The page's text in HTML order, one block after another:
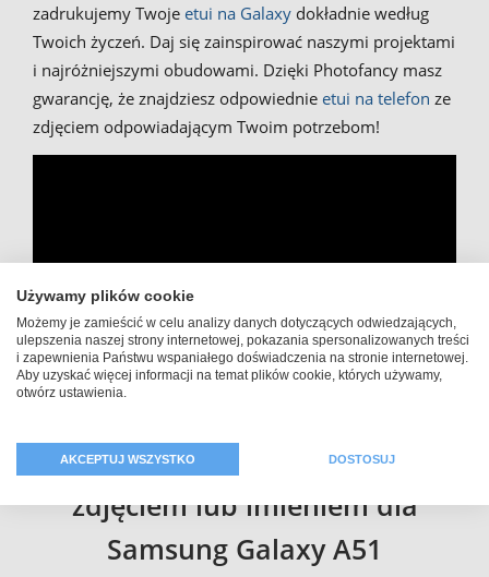
zadrukujemy Twoje etui na Galaxy dokładnie według
Twoich życzeń. Daj się zainspirować naszymi projektami
i najróżniejszymi obudowami. Dzięki Photofancy masz
gwarancję, że znajdziesz odpowiednie etui na telefon ze
zdjęciem odpowiadającym Twoim potrzebom!
Nasze obudowy ochronne ze
zdjęciem lub imieniem dla
Samsung Galaxy A51
Używamy plików cookie
Możemy je zamieścić w celu analizy danych dotyczących odwiedzających,
ulepszenia naszej strony internetowej, pokazania spersonalizowanych treści
i zapewnienia Państwu wspaniałego doświadczenia na stronie internetowej.
Aby uzyskać więcej informacji na temat plików cookie, których używamy,
otwórz ustawienia.
AKCEPTUJ WSZYSTKO DOSTOSUJ